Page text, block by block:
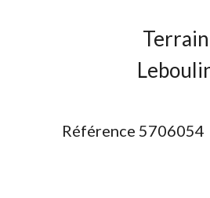
Terrain
Référence 5706054